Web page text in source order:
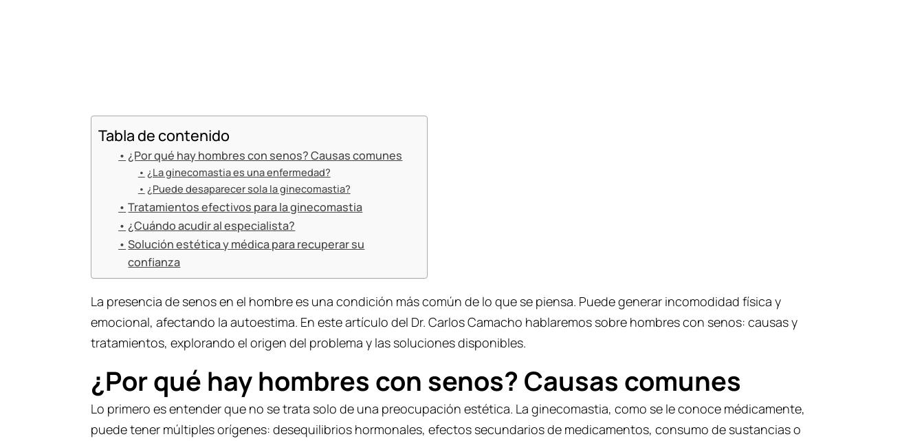
Tabla de contenido
¿Por qué hay hombres con senos? Causas comunes
¿La ginecomastia es una enfermedad?
¿Puede desaparecer sola la ginecomastia?
Tratamientos efectivos para la ginecomastia
¿Cuándo acudir al especialista?
Solución estética y médica para recuperar su
confianza
La presencia de senos en el hombre es una condición más común de lo que se piensa. Puede generar incomodidad física y
emocional, afectando la autoestima. En este artículo del Dr. Carlos Camacho hablaremos sobre hombres con senos: causas y
tratamientos, explorando el origen del problema y las soluciones disponibles.
¿Por qué hay hombres con senos? Causas comunes
Lo primero es entender que no se trata solo de una preocupación estética. La ginecomastia, como se le conoce médicamente,
puede tener múltiples orígenes: desequilibrios hormonales, efectos secundarios de medicamentos, consumo de sustancias o